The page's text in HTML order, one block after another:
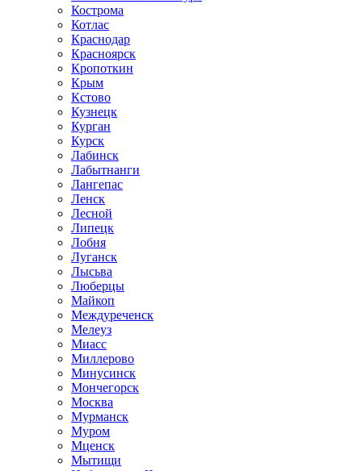
Кострома
Котлас
Краснодар
Красноярск
Кропоткин
Крым
Кстово
Кузнецк
Курган
Курск
Лабинск
Лабытнанги
Лангепас
Ленск
Лесной
Липецк
Лобня
Луганск
Лысьва
Люберцы
Майкоп
Междуреченск
Мелеуз
Миасс
Миллерово
Минусинск
Мончегорск
Москва
Мурманск
Муром
Мценск
Мытищи